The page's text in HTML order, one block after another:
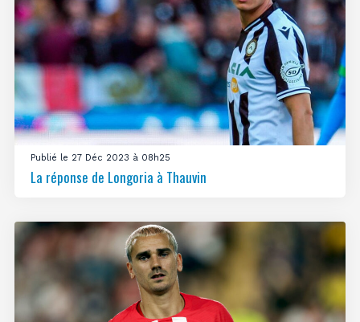
Publié le 27 Déc 2023 à 08h25
La réponse de Longoria à Thauvin